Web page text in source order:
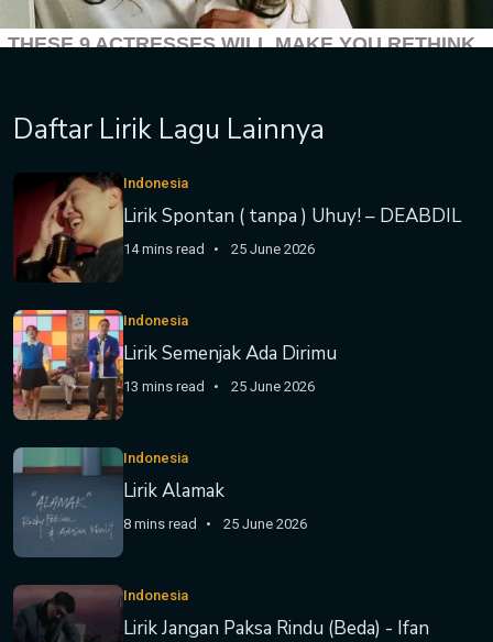
Daftar Lirik Lagu Lainnya
Indonesia
Lirik Spontan ( tanpa ) Uhuy! – DEABDIL
14 mins read 25 June 2026
Indonesia
Lirik Semenjak Ada Dirimu
13 mins read 25 June 2026
Indonesia
Lirik Alamak
8 mins read 25 June 2026
Indonesia
Lirik Jangan Paksa Rindu (Beda) - Ifan